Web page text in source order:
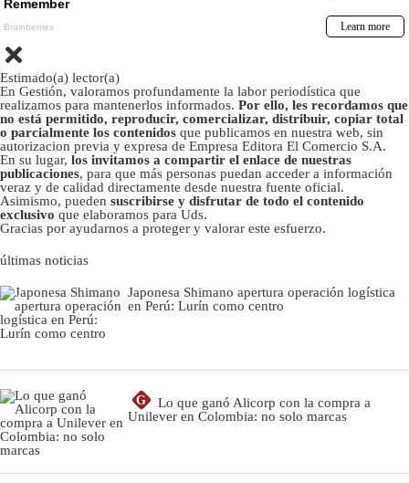
Estimado(a) lector(a)
En Gestión, valoramos profundamente la labor periodística que
realizamos para mantenerlos informados. Por ello, les recordamos que
no está permitido, reproducir, comercializar, distribuir, copiar total
o parcialmente los contenidos que publicamos en nuestra web, sin
autorizacion previa y expresa de Empresa Editora El Comercio S.A.
En su lugar, los invitamos a compartir el enlace de nuestras
publicaciones, para que más personas puedan acceder a información
veraz y de calidad directamente desde nuestra fuente oficial.
Asimismo, pueden suscribirse y disfrutar de todo el contenido
exclusivo que elaboramos para Uds.
Gracias por ayudarnos a proteger y valorar este esfuerzo.
últimas noticias
Japonesa Shimano apertura operación logística
en Perú: Lurín como centro
G
Lo que ganó Alicorp con la compra a
Unilever en Colombia: no solo marcas